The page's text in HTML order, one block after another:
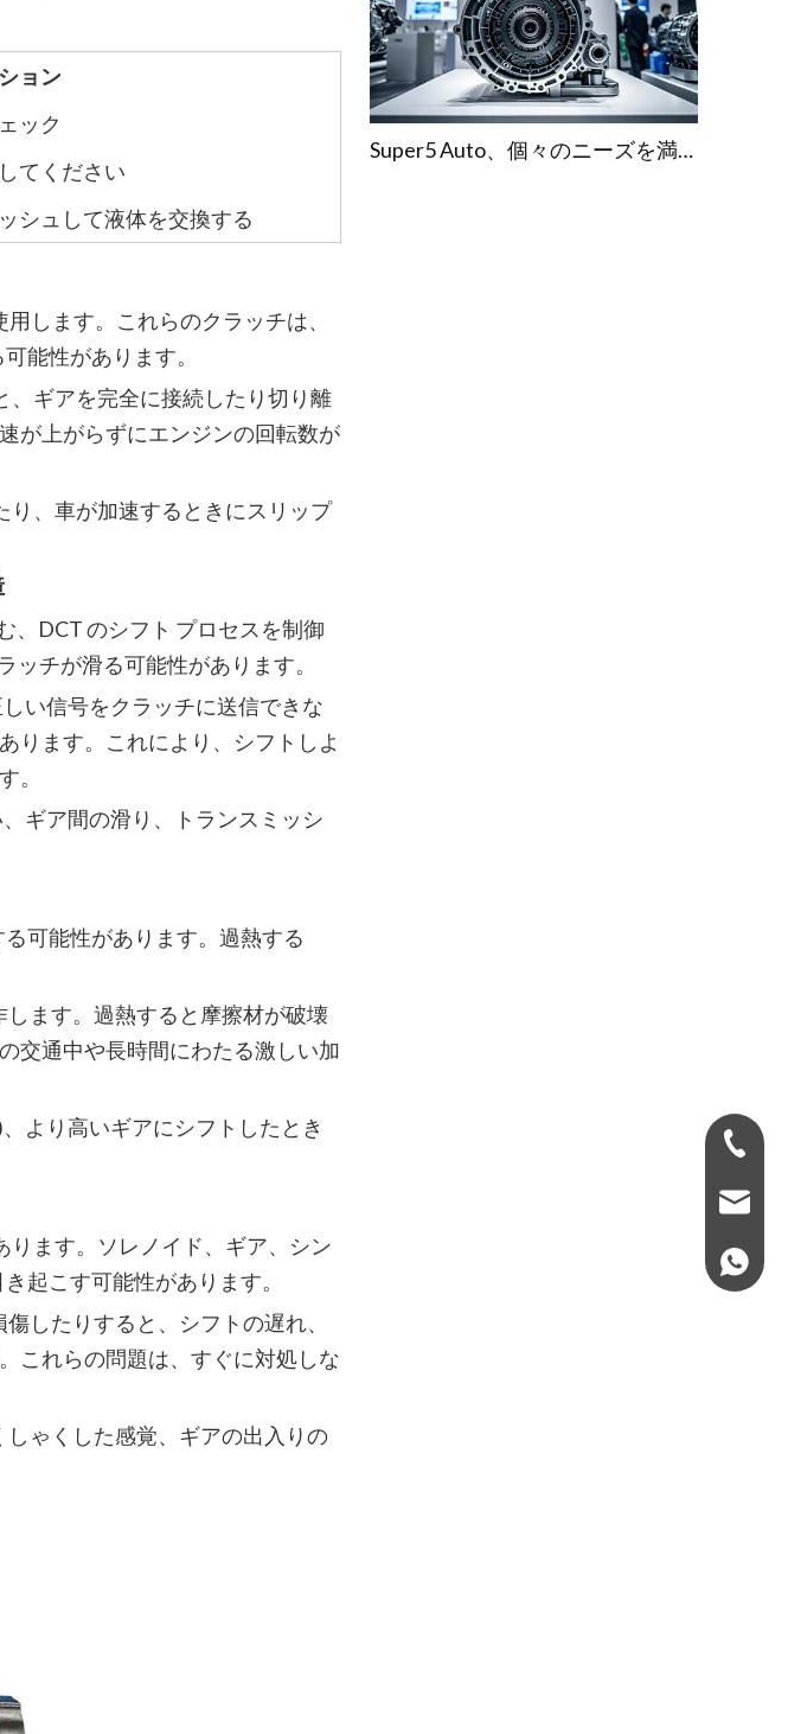
ョン
ック
てください
シュして液体を交換する
します。これらのクラッチは、
能性があります。
、ギアを完全に接続したり切り離
が上がらずにエンジンの回転数が
り、車が加速するときにスリップ
、DCT のシフト プロセスを制御
チが滑る可能性があります。
い信号をクラッチに送信できな
ります。これにより、シフトしよ
。
ギア間の滑り、トランスミッシ
可能性があります。過熱する
ます。過熱すると摩擦材が破壊
交通中や長時間にわたる激しい加
より高いギアにシフトしたとき
ます。ソレノイド、ギア、シン
起こす可能性があります。
したりすると、シフトの遅れ、
これらの問題は、すぐに対処しな
ゃくした感覚、ギアの出入りの
Super5 Auto、個々のニーズを満たすカスタム トランスミッション修理ソリューションを発売
+971-